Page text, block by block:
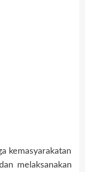
kemasyarakatan
melaksanakan